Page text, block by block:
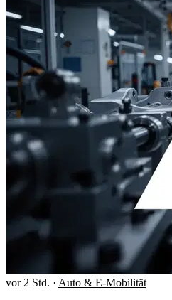
vor 2 Std. · Auto & E-Mobilität